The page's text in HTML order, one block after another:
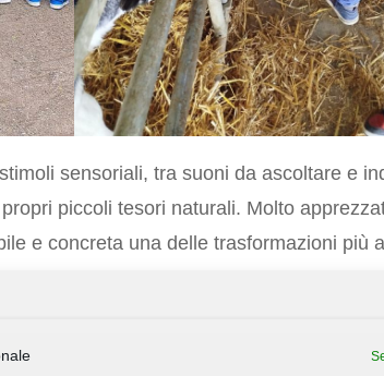
sensoriali, tra suoni da ascoltare e
piccoli tesori naturali. Molto
e concreta una delle trasformazioni più
coniugare apprendimento, stupore